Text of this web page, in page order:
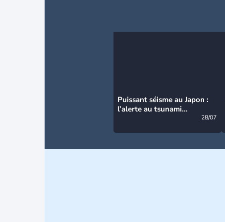
Puissant séisme au Japon :
l’alerte au tsunami
28/07